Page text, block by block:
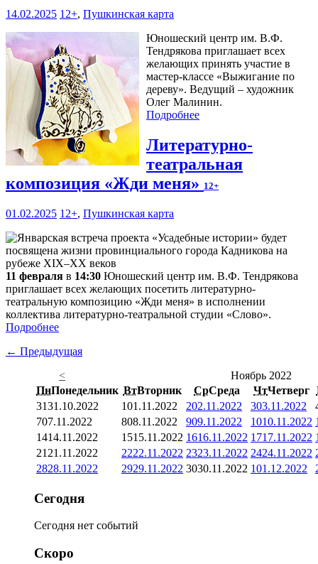
14.02.2025 12+, Пушкинская карта
Юношеский центр им. В.Ф.
Тендрякова приглашает всех
желающих принять участие в
мастер-классе «Выжигание по
дереву». Ведущий – художник
Олег Малинин.
Подробнее
Литературно-
театральная
композиция «Жди меня» 12+
01.02.2025 12+, Пушкинская карта
11 февраля в 14:30 Юношеский центр им. В.Ф. Тендрякова
приглашает всех желающих посетить литературно-
театральную композицию «Жди меня» в исполнении
коллектива литературно-театральной студии «Слово».
Подробнее
← Предыдущая
<
Ноябрь 2022
ПнПонедельник ВтВторник СрСреда ЧтЧетверг
3131.10.2022 101.11.2022 202.11.2022 303.11.2022
707.11.2022 808.11.2022 909.11.2022 1010.11.2022
1414.11.2022 1515.11.2022 1616.11.2022 1717.11.2022
21 21.11.2022 2222.11.2022 2323.11.2022 2424.11.2022
2828.11.2022 2929.11.2022 3030.11.2022 101.12.2022
Сегодня
Сегодня нет событий
Скоро